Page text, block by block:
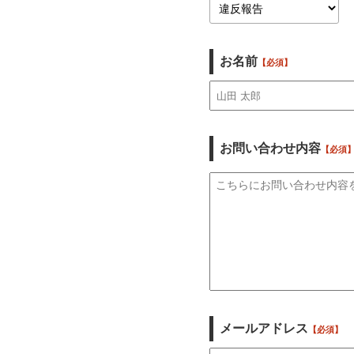
お名前 【必須】
お問い合わせ内容 【必須
メールアドレス 【必須】